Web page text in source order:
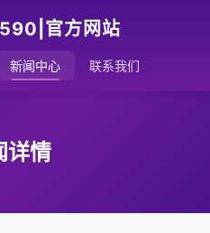
官方网站
新闻中心 联系我们
详情